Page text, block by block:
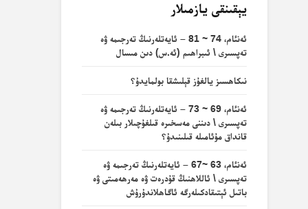
يېقىنقى يازمىلار
ئەنئام، 74 ~ 81 – ئايەتلەرنىڭ تەرجىمە ۋە
تەپسىرى \ ئىبراھىم (ئە.س) دىن مىسال
نىكاھسىز يالغۇز قېلىشقا بولمايدۇ؟
ئەنئام، 69 ~ 73 – ئايەتلەرنىڭ تەرجىمە ۋە
تەپسىرى \ دىننى مەسخىرە قىلغۇچىلار بىلەن
قانداق مۇئامىلە قىلىنىدۇ؟
ئەنئام، 63 ~67 – ئايەتلەرنىڭ تەرجىمە ۋە
تەپسىرى \ ئاللاھنىڭ قۇدرەت ۋە مەرھەمىتى ۋە
باتىل ئېتىقادكىلەرگە ئاگاھلاندۇرۇش